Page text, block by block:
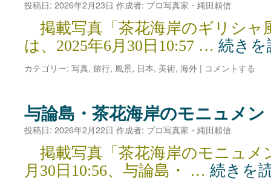
投稿日: 2026年2月23日 作成者: プロ写真家・縄田頼信
掲載写真「茶花海岸のギリシャ
は、2025年6月30日10:57 … 続き
カテゴリー: 写真, 旅行, 風景, 日本, 美術, 海外 | コメントする
与論島・茶花海岸のモニュメン
投稿日: 2026年2月22日 作成者: プロ写真家・縄田頼信
掲載写真「茶花海岸のモニュメ
月30日10:56、与論島・ … 続きを